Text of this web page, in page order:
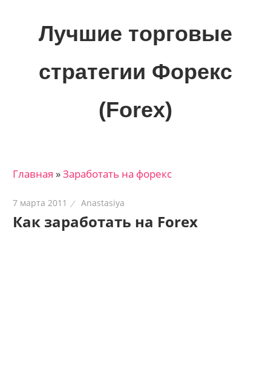
Лучшие торговые
стратегии Форекс
(Forex)
трейдеров
финансовых
рынках:
Главная »Заработать на форекс
7 марта 2011 Anastasiya
Как заработать на Forex